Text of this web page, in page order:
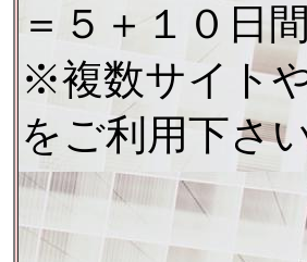
＝５＋１０日
※複数サイト
をご利用下さ